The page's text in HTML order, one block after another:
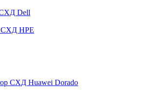
Dell
СХД HPE
СХД Huawei Dorado